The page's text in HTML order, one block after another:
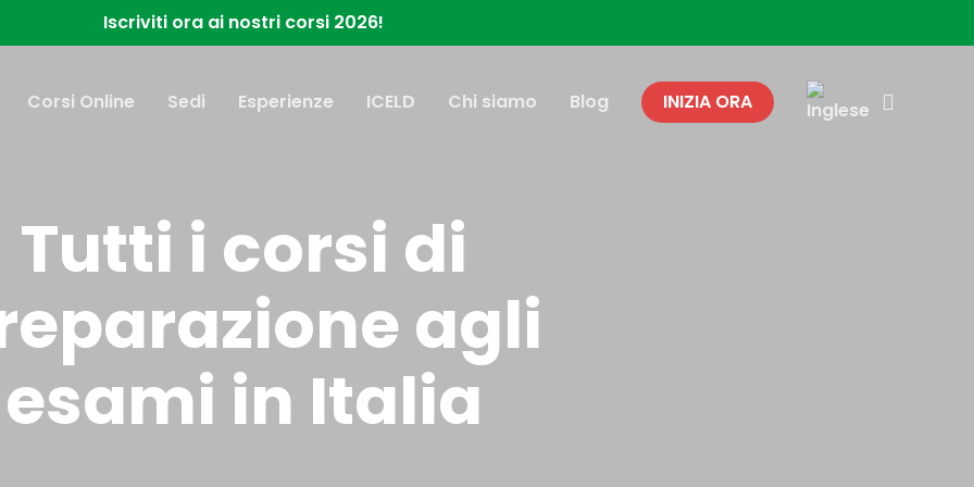
Iscriviti ora ai nostri corsi 2026!
Corsi Online Sedi Esperienze ICELD Chi siamo Blog INIZIA ORA
Tutti i corsi di
agli
esami in Italia